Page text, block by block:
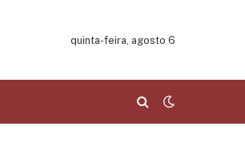
quinta-feira, agosto 6